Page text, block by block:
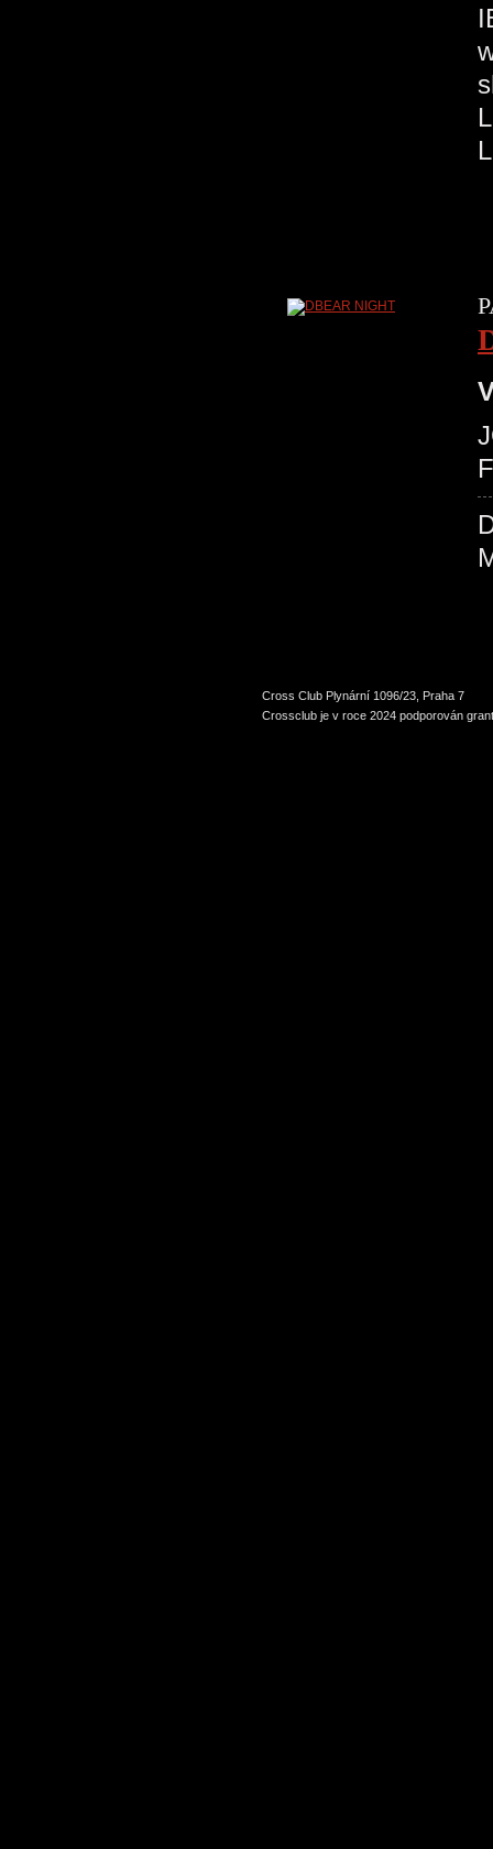
Cross Club Plynární 1096/23, Praha 7
Crossclub je v roce 2024 podporován